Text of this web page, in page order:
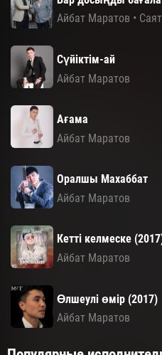
Айбат Маратов •
Сүйіктім-ай
Айбат Маратов
Ағама
Айбат Маратов
Оралшы Махаббат
Айбат Маратов
Кетті келмеске
Айбат Маратов
Өлшеулі өмір (2017)
Айбат Маратов